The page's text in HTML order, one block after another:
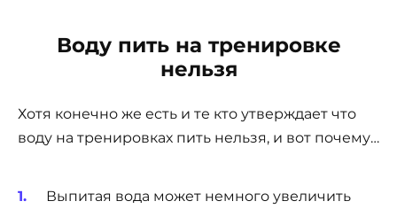
Воду пить на тренировке
нельзя
Хотя конечно же есть и те кто утверждает что
воду на тренировках пить нельзя, и вот почему…
Выпитая вода может немного увеличить